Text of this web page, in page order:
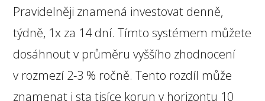
Pravidelněji znamená investovat denně,
týdně, 1x za 14 dní. Tímto systémem můžete
dosáhnout v průměru vyššího zhodnocení
v rozmezí 2-3 % ročně. Tento rozdíl může
znamenat i sta tisíce korun v horizontu 10